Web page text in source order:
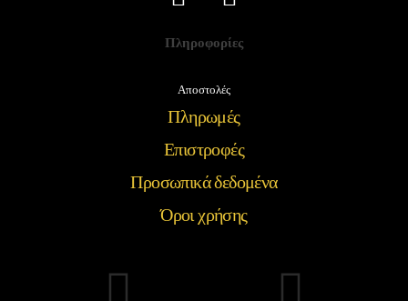
Πληροφορίες
Αποστολές
Πληρωμές
Επιστροφές
Προσωπικά δεδομένα
Όροι χρήσης